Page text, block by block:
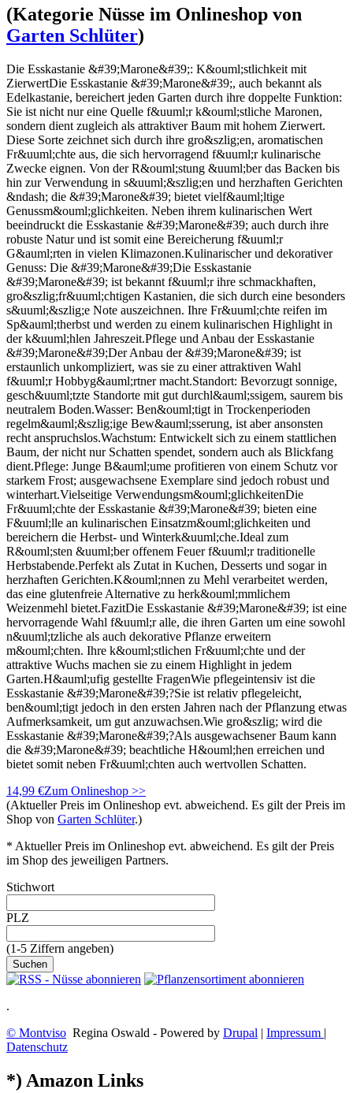
(Kategorie Nüsse im Onlineshop von
Garten Schlüter)
Die Esskastanie &#39;Marone&#39;: K&ouml;stlichkeit mit
ZierwertDie Esskastanie &#39;Marone&#39;, auch bekannt als
Edelkastanie, bereichert jeden Garten durch ihre doppelte Funktion:
Sie ist nicht nur eine Quelle f&uuml;r k&ouml;stliche Maronen,
sondern dient zugleich als attraktiver Baum mit hohem Zierwert.
Diese Sorte zeichnet sich durch ihre gro&szlig;en, aromatischen
Fr&uuml;chte aus, die sich hervorragend f&uuml;r kulinarische
Zwecke eignen. Von der R&ouml;stung &uuml;ber das Backen bis
hin zur Verwendung in s&uuml;&szlig;en und herzhaften Gerichten
&ndash; die &#39;Marone&#39; bietet vielf&auml;ltige
Genussm&ouml;glichkeiten. Neben ihrem kulinarischen Wert
beeindruckt die Esskastanie &#39;Marone&#39; auch durch ihre
robuste Natur und ist somit eine Bereicherung f&uuml;r
G&auml;rten in vielen Klimazonen.Kulinarischer und dekorativer
Genuss: Die &#39;Marone&#39;Die Esskastanie
&#39;Marone&#39; ist bekannt f&uuml;r ihre schmackhaften,
gro&szlig;fr&uuml;chtigen Kastanien, die sich durch eine besonders
s&uuml;&szlig;e Note auszeichnen. Ihre Fr&uuml;chte reifen im
Sp&auml;therbst und werden zu einem kulinarischen Highlight in
der k&uuml;hlen Jahreszeit.Pflege und Anbau der Esskastanie
&#39;Marone&#39;Der Anbau der &#39;Marone&#39; ist
erstaunlich unkompliziert, was sie zu einer attraktiven Wahl
f&uuml;r Hobbyg&auml;rtner macht.Standort: Bevorzugt sonnige,
gesch&uuml;tzte Standorte mit gut durchl&auml;ssigem, saurem bis
neutralem Boden.Wasser: Ben&ouml;tigt in Trockenperioden
regelm&auml;&szlig;ige Bew&auml;sserung, ist aber ansonsten
recht anspruchslos.Wachstum: Entwickelt sich zu einem stattlichen
Baum, der nicht nur Schatten spendet, sondern auch als Blickfang
dient.Pflege: Junge B&auml;ume profitieren von einem Schutz vor
starkem Frost; ausgewachsene Exemplare sind jedoch robust und
winterhart.Vielseitige Verwendungsm&ouml;glichkeitenDie
Fr&uuml;chte der Esskastanie &#39;Marone&#39; bieten eine
F&uuml;lle an kulinarischen Einsatzm&ouml;glichkeiten und
bereichern die Herbst- und Winterk&uuml;che.Ideal zum
R&ouml;sten &uuml;ber offenem Feuer f&uuml;r traditionelle
Herbstabende.Perfekt als Zutat in Kuchen, Desserts und sogar in
herzhaften Gerichten.K&ouml;nnen zu Mehl verarbeitet werden,
das eine glutenfreie Alternative zu herk&ouml;mmlichem
Weizenmehl bietet.FazitDie Esskastanie &#39;Marone&#39; ist eine
hervorragende Wahl f&uuml;r alle, die ihren Garten um eine sowohl
n&uuml;tzliche als auch dekorative Pflanze erweitern
m&ouml;chten. Ihre k&ouml;stlichen Fr&uuml;chte und der
attraktive Wuchs machen sie zu einem Highlight in jedem
Garten.H&auml;ufig gestellte FragenWie pflegeintensiv ist die
Esskastanie &#39;Marone&#39;?Sie ist relativ pflegeleicht,
ben&ouml;tigt jedoch in den ersten Jahren nach der Pflanzung etwas
Aufmerksamkeit, um gut anzuwachsen.Wie gro&szlig; wird die
Esskastanie &#39;Marone&#39;?Als ausgewachsener Baum kann
die &#39;Marone&#39; beachtliche H&ouml;hen erreichen und
bietet somit neben Fr&uuml;chten auch wertvollen Schatten.
14,99 €Zum Onlineshop >>
(Aktueller Preis im Onlineshop evt. abweichend. Es gilt der Preis im
Shop von Garten Schlüter.)
* Aktueller Preis im Onlineshop evt. abweichend. Es gilt der Preis
im Shop des jeweiligen Partners.
Stichwort
PLZ
(1-5 Ziffern angeben)
.
© Montviso Regina Oswald - Powered by Drupal | Impressum |
Datenschutz
*) Amazon Links